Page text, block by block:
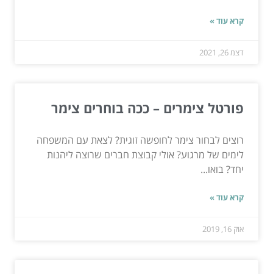
קרא עוד »
דצמ 26, 2021
פורטל צימרים – ככה בוחרים צימר
רוצים לבחור צימר לחופשה זוגית? לצאת עם המשפחה
לימים של מרגוע? אולי קבוצת חברים שרוצה ליהנות
יחד? בואו...
קרא עוד »
אוק 16, 2019